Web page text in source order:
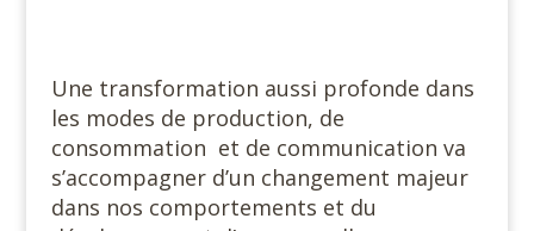
Une transformation aussi profonde dans
les modes de production, de
consommation et de communication va
s’accompagner d’un changement majeur
dans nos comportements et du